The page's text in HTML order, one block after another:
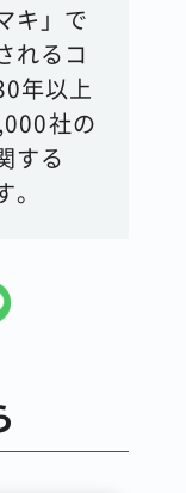
キ」で
れるコ
年以上
社の
する